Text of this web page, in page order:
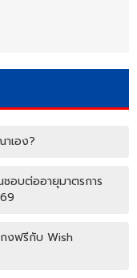
เอง?
อบต่ออายุมาตรการ
งฟรีกับ Wish